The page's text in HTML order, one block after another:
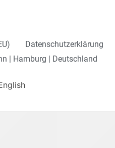
Datenschutzerklärung
| Hamburg | Deutschland